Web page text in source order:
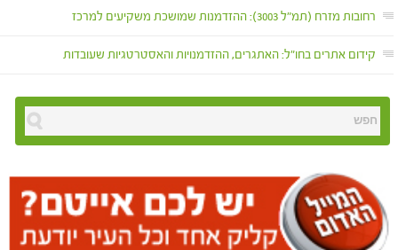
רחובות מזרח (תמ"ל 3003): ההזדמנות שמושכת משקיעים למרכז
קידום אתרים בחו"ל: האתגרים, ההזדמנויות והאסטרטגיות שעובדות